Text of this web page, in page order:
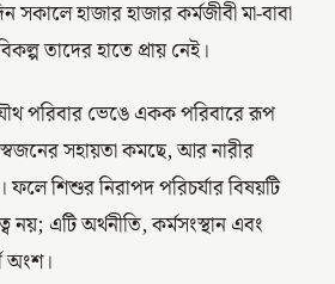
সকালে হাজার হাজার কর্মজীবী মা-বাবা
তাদের হাতে প্রায় নেই।
পরিবার ভেঙে একক পরিবারে রূপ
সহায়তা কমছে, আর নারীর
ফলে শিশুর নিরাপদ পরিচর্যার বিষয়টি
নয়; এটি অর্থনীতি, কর্মসংস্থান এবং
অংশ।